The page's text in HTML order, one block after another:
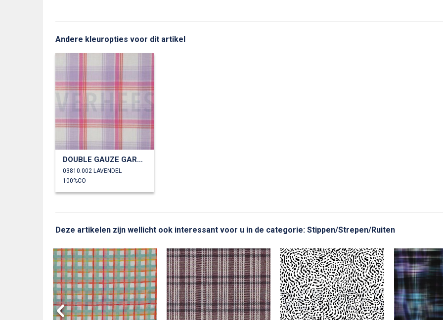
Andere kleuropties voor dit artikel
DOUBLE GAUZE GARENGEVERFD RUITEN
03810.002 LAVENDEL
100%CO
Deze artikelen zijn wellicht ook interessant voor u in de categorie: Stippen/Strepen/Ruiten